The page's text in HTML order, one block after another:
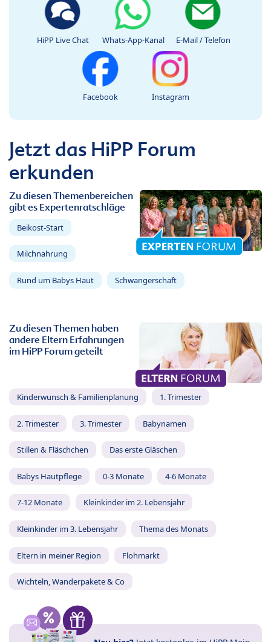
HiPP Live Chat Whats-App-Kanal E-Mail / Telefon
Facebook Instagram
Jetzt das HiPP Forum
erkunden
Zu diesen Themenbereichen
gibt es Expertenratschläge
Beikost-Start
Milchnahrung
Rund um Babys Haut Schwangerschaft
Zu diesen Themen haben
andere Eltern Erfahrungen
im HiPP Forum geteilt
Kinderwunsch & Familienplanung 1. Trimester
2. Trimester 3. Trimester Babynamen
Stillen & Fläschchen Das erste Gläschen
Babys Hautpflege 0-3 Monate 4-6 Monate
7-12 Monate Kleinkinder im 2. Lebensjahr
Kleinkinder im 3. Lebensjahr Thema des Monats
Eltern in meiner Region Flohmarkt
Wichteln, Wanderpakete & Co